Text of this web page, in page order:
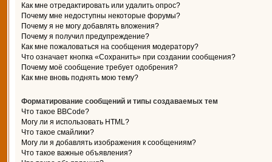
Как мне отредактировать или удалить опрос?
Почему мне недоступны некоторые форумы?
Почему я не могу добавлять вложения?
Почему я получил предупреждение?
Как мне пожаловаться на сообщения модератору?
Что означает кнопка «Сохранить» при создании сообщения?
Почему моё сообщение требует одобрения?
Как мне вновь поднять мою тему?
Форматирование сообщений и типы создаваемых тем
Что такое BBCode?
Могу ли я использовать HTML?
Что такое смайлики?
Могу ли я добавлять изображения к сообщениям?
Что такое важные объявления?